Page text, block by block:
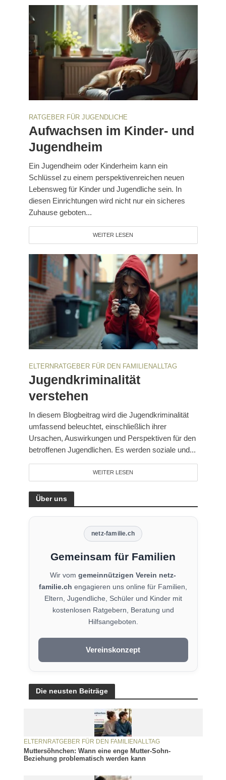
RATGEBER FÜR JUGENDLICHE
Aufwachsen im Kinder- und
Jugendheim
Ein Jugendheim oder Kinderheim kann ein
Schlüssel zu einem perspektivenreichen neuen
Lebensweg für Kinder und Jugendliche sein. In
diesen Einrichtungen wird nicht nur ein sicheres
Zuhause geboten...
WEITER LESEN
ELTERNRATGEBER FÜR DEN FAMILIENALLTAG
Jugendkriminalität
verstehen
In diesem Blogbeitrag wird die Jugendkriminalität
umfassend beleuchtet, einschließlich ihrer
Ursachen, Auswirkungen und Perspektiven für den
betroffenen Jugendlichen. Es werden soziale und...
WEITER LESEN
Über uns
netz-familie.ch
Gemeinsam für Familien
Wir vom gemeinnützigen Verein netz-
familie.ch engagieren uns online für Familien,
Eltern, Jugendliche, Schüler und Kinder mit
kostenlosen Ratgebern, Beratung und
Hilfsangeboten.
Vereinskonzept
Die neusten Beiträge
ELTERNRATGEBER FÜR DEN FAMILIENALLTAG
Muttersöhnchen: Wann eine enge Mutter-Sohn-
Beziehung problematisch werden kann